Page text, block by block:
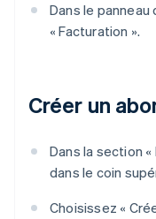
Dans le panneau
« Facturation ».
Créer un
Dans la section «
dans le coin
Choisissez «